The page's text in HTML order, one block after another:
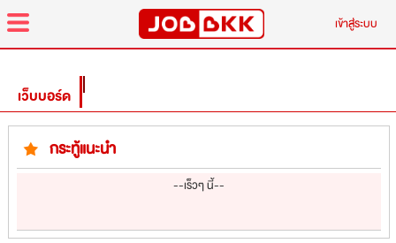
menu
เข้าสู่ระบบ
เว็บบอร์ด
กระทู้แนะนำ
--เร็วๆ นี้--